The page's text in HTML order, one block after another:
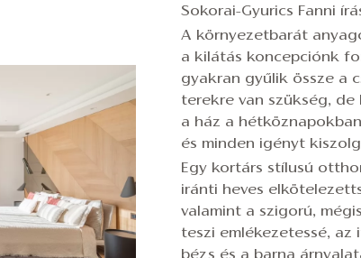
Sokorai-Gyurics Fanni
A környezetbarát
a kilátás koncepciónk
gyakran gyűlik össze a
terekre van szükség,
a ház a
és minden igényt
Egy kortárs stílusú
iránti heves
valamint a szigorú,
teszi emlékezetessé,